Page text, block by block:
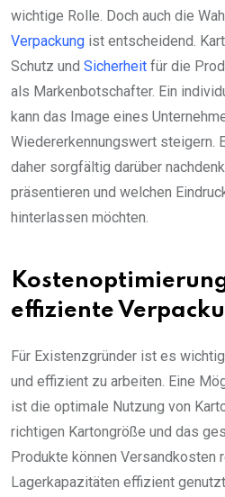
wichtige Rolle. Doch auch die
Verpackung ist entscheidend.
Schutz und Sicherheit für die
als Markenbotschafter. Ein
kann das Image eines
Wiedererkennungswert steigern.
daher sorgfältig darüber
präsentieren und welchen
hinterlassen möchten.
effiziente
Für Existenzgründer ist es
und effizient zu arbeiten. Eine
ist die optimale Nutzung von
richtigen Kartongröße und das
Produkte können Versandkosten
Lagerkapazitäten effizient